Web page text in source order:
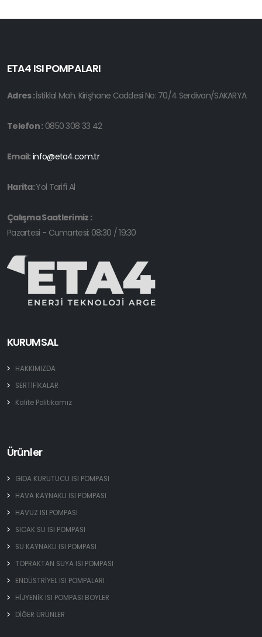
ETA4 ISI POMPALARI
Adres :İstiklal Mah. Kirişhane Caddesi No: 70/4 Serdivan/SAKARYA
Telefon : 0850 308 33 42
Email: info@eta4.com.tr
Harita:Yol Tarifi Al
Çalışma Saatlerimiz :
Pazartesi - Cumartesi: 08:30 / 19:30
KURUMSAL
HAKKIMIZDA
SERTİFİKALAR
Kalite Politikamız
Ürünler
GIDA KURUTUCU ISI POMPASI
HAVA KAYNAKLI ISI POMPASI
HAVUZ ISI POMPASI
SICAK SU ISI POMPASI
SU KAYNAKLI ISI POMPASI
TOPRAKTAN SUYA ISI POMPASI
ENDÜSTRİYEL ISI POMPALARI
HİJYENİK ISI POMPASI BOYLER
DİĞER ÜRÜNLER